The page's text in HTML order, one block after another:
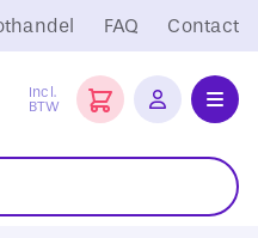
FAQ Contact
Incl.
BTW